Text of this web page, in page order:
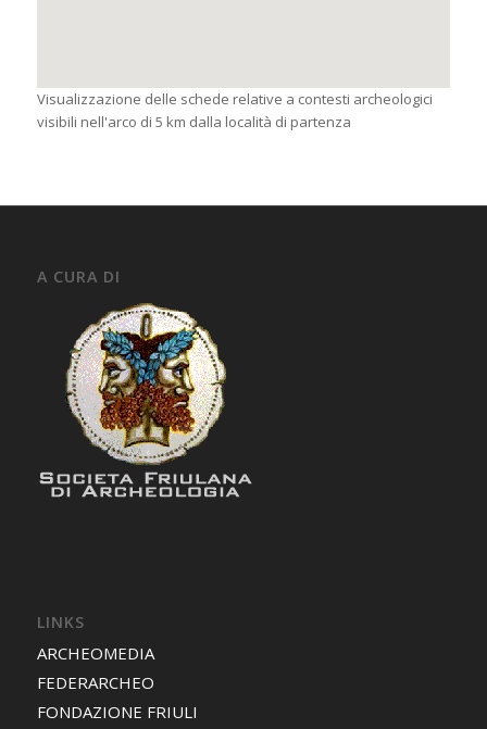
Visualizzazione delle schede relative a contesti archeologici
visibili nell'arco di 5 km dalla località di partenza
A CURA DI
LINKS
ARCHEOMEDIA
FEDERARCHEO
FONDAZIONE FRIULI